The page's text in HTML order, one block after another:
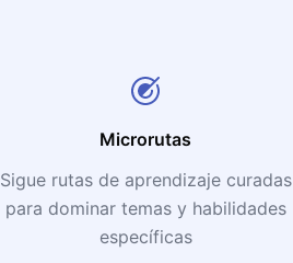
Microrutas
Sigue rutas de aprendizaje curadas
para dominar temas y habilidades
específicas